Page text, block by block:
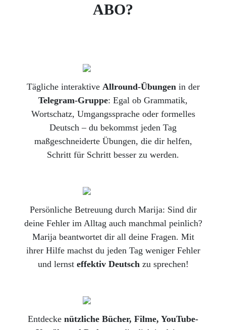
ABO?
Tägliche interaktive Allround-Übungenin der
Telegram-Gruppe: Egal ob Grammatik,
Wortschatz, Umgangssprache oder formelles
Deutsch – du bekommst jeden Tag
maßgeschneiderte Übungen, die dir helfen,
Schritt für Schritt besser zu werden.
Persönliche Betreuung durch Marija: Sind dir
deine Fehler im Alltag auch manchmal peinlich?
Marija beantwortet dir all deine Fragen. Mit
ihrer Hilfe machst du jeden Tag weniger Fehler
und lernst effektiv Deutsch zu sprechen!
Entdecke nützliche Bücher, Filme, YouTube-